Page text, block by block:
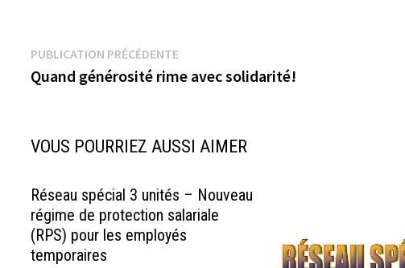
Navigation
de
PUBLICATION PRÉCÉDENTEPublication
précédente :
Quand générosité rime avec solidarité!
VOUS POURRIEZ AUSSI AIMER
Réseau spécial 3 unités – Nouveau
régime de protection salariale
(RPS) pour les employés
temporaires